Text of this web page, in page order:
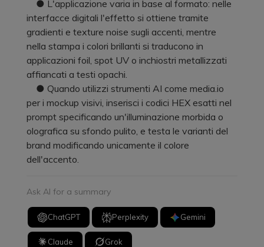
● L'applicazione varia in base al formato: nelle
interfacce digitali l'effetto si ottiene tramite
gradienti e texture noise sugli accenti, mentre
nella stampa i colori brillanti si traducono in
applicazioni foil, spot UV o inchiostri metallizzati
affiancati a testi opachi.
● Quando utilizzi strumenti AI come media.io
per i mockup visivi, inserisci i codici HEX esatti nel
prompt specificando un'illuminazione morbida o
olografica su sfondo pulito, e testa le varianti del
brand modificando unicamente il colore
dell'accento.
Ask AI for a summary
ChatGPT Perplexity Gemini
Claude Grok